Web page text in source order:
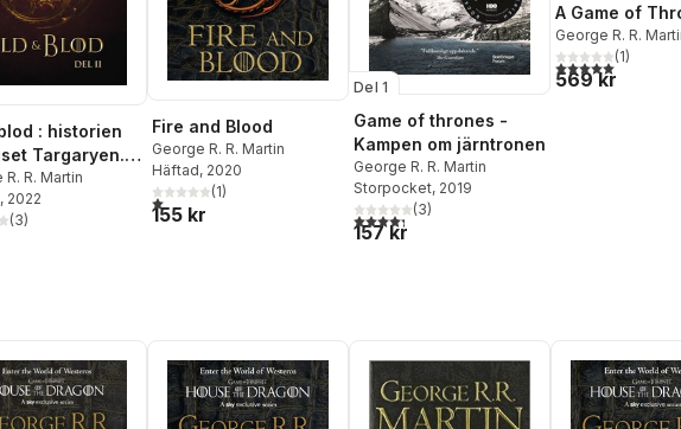
: historien
Targaryen.
R. R. Martin
, 2022
5 stjärnor. Totalt antal röster:
(3)
Fire and Blood
George R. R. Martin
Häftad, 2020
1,0utav 5 stjärnor. Totalt antal röster:
(1)
155 kr
Del 1
Game of thrones -
Kampen om järntronen
George R. R. Martin
Storpocket, 2019
4,3utav 5 stjärnor. Totalt antal röster:
(3)
157 kr
A Game of
George R. R.
5,0utav 5 stjärnor.
(1)
569 kr